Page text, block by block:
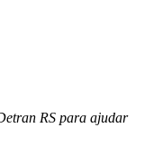
RS para ajudar